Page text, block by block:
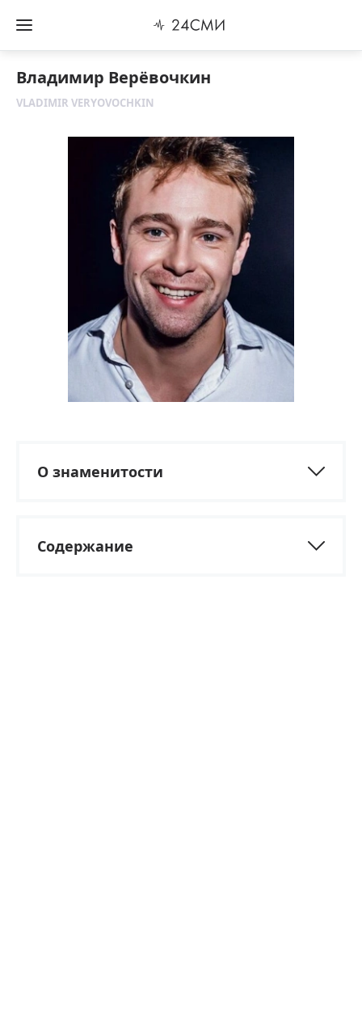
Владимир Верёвочкин
VLADIMIR VERYOVOCHKIN
О знаменитости
Содержание